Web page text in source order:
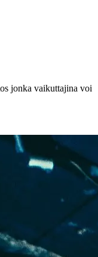
jonka vaikuttajina voi